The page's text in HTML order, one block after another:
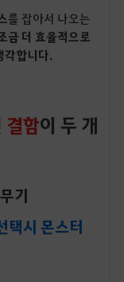
를 잡아서 나오는
금 더 효율적으로
각합니다.
결함이 두 개
기
택시 몬스터